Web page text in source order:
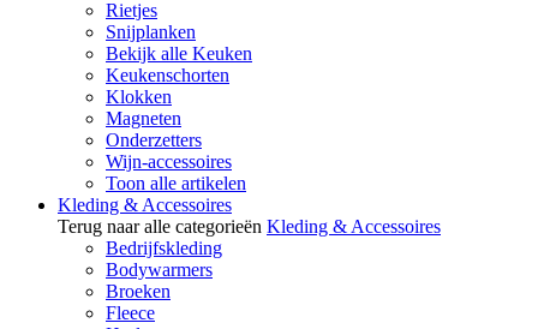
Rietjes
Snijplanken
Bekijk alle Keuken
Keukenschorten
Klokken
Magneten
Onderzetters
Wijn-accessoires
Toon alle artikelen
Kleding & Accessoires
Terug naar alle categorieën Kleding & Accessoires
Bedrijfskleding
Bodywarmers
Broeken
Fleece